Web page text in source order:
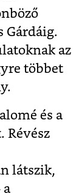
Gárdáig.
az
többet
és a
Révész
látszik,
a